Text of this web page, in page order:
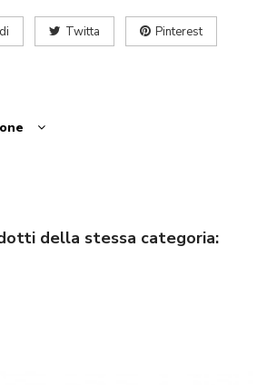
Twitta Pinterest
della stessa categoria: